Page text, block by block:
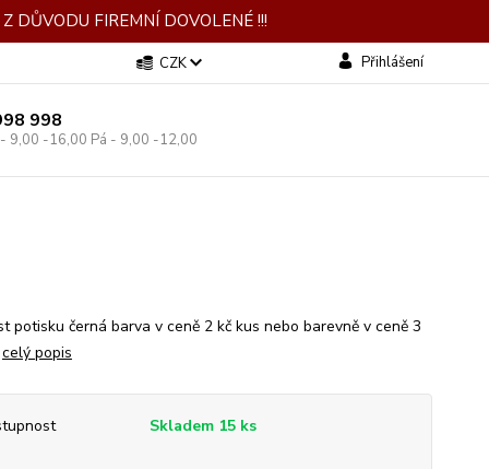
DŮVODU FIREMNÍ DOVOLENÉ !!!
CZK Přihlášení
998
9,00 -16,00 Pá - 9,00 -12,00
potisku černá barva v ceně 2 kč kus nebo barevně v ceně 3
celý popis
Skladem 15 ks